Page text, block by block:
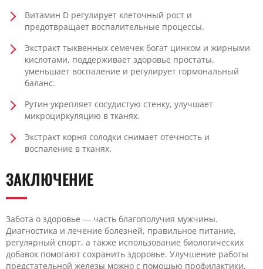
Витамин D регулирует клеточный рост и
предотвращает воспалительные процессы.
Экстракт тыквенных семечек богат цинком и жирными
кислотами, поддерживает здоровье простаты,
уменьшает воспаление и регулирует гормональный
баланс.
Рутин укрепляет сосудистую стенку, улучшает
микроциркуляцию в тканях.
Экстракт корня солодки снимает отечность и
воспаление в тканях.
ЗАКЛЮЧЕНИЕ
Забота о здоровье — часть благополучия мужчины.
Диагностика и лечение болезней, правильное питание,
регулярный спорт, а также использование биологических
добавок помогают сохранить здоровье. Улучшение работы
предстательной железы можно с помощью профилактики,